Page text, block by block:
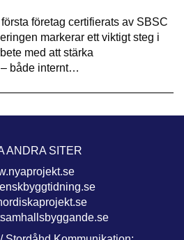
företag certifierats av SBSC
markerar ett viktigt steg i
med att stärka
både internt…
ANDRA SITER